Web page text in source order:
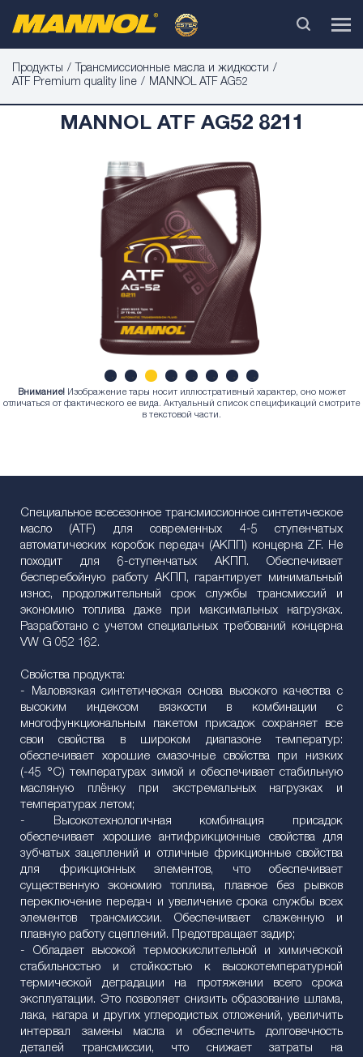
Продукты
Трансмиссионные масла и жидкости
ATF Premium quality line
MANNOL ATF AG52
MANNOL ATF AG52 8211
1 2 3 6 7
Внимание! Изображение тары носит иллюстративный характер, оно может
отличаться от фактического ее вида. Актуальный список спецификаций смотрите
в текстовой части.
Специальное всесезонное трансмиссионное синтетическое
масло (ATF) для современных 4-5 ступенчатых
автоматических коробок передач (АКПП) концерна ZF. Не
походит для 6-ступенчатых АКПП. Обеспечивает
бесперебойную работу АКПП, гарантирует минимальный
износ, продолжительный срок службы трансмиссий и
экономию топлива даже при максимальных нагрузках.
Разработано с учетом специальных требований концерна
VW G 052 162.
Свойства продукта:
- Маловязкая синтетическая основа высокого качества с
высоким индексом вязкости в комбинации с
многофункциональным пакетом присадок сохраняет все
свои свойства в широком диапазоне температур:
обеспечивает хорошие смазочные свойства при низких
(-45 °C) температурах зимой и обеспечивает стабильную
масляную плёнку при экстремальных нагрузках и
температурах летом;
- Высокотехнологичная комбинация присадок
обеспечивает хорошие антифрикционные свойства для
зубчатых зацеплений и отличные фрикционные свойства
для фрикционных элементов, что обеспечивает
существенную экономию топлива, плавное без рывков
переключение передач и увеличение срока службы всех
элементов трансмиссии. Обеспечивает слаженную и
плавную работу сцеплений. Предотвращает задир;
- Обладает высокой термоокислительной и химической
стабильностью и стойкостью к высокотемпературной
термической деградации на протяжении всего срока
эксплуатации. Это позволяет снизить образование шлама,
лака, нагара и других углеродистых отложений, увеличить
интервал замены масла и обеспечить долговечность
деталей трансмиссии, что снижает затраты на